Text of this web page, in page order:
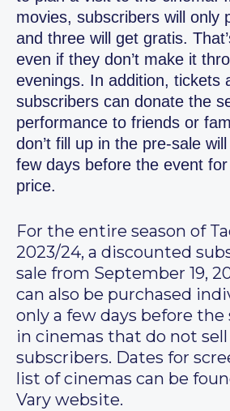
movies, subscribers will only
and three will get gratis.
even if they don’t make it
evenings. In addition, tickets
subscribers can donate the
performance to friends or
don’t fill up in the pre-sale
few days before the event for
price.
For the entire season of
2023/24, a discounted
sale from September 19,
can also be purchased
only a few days before the
in cinemas that do not
subscribers. Dates for
list of cinemas can be
Vary website.